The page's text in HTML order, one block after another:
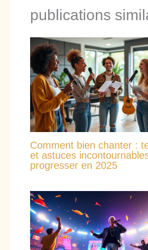
publications
Comment bien chanter :
et astuces
progresser en 2025